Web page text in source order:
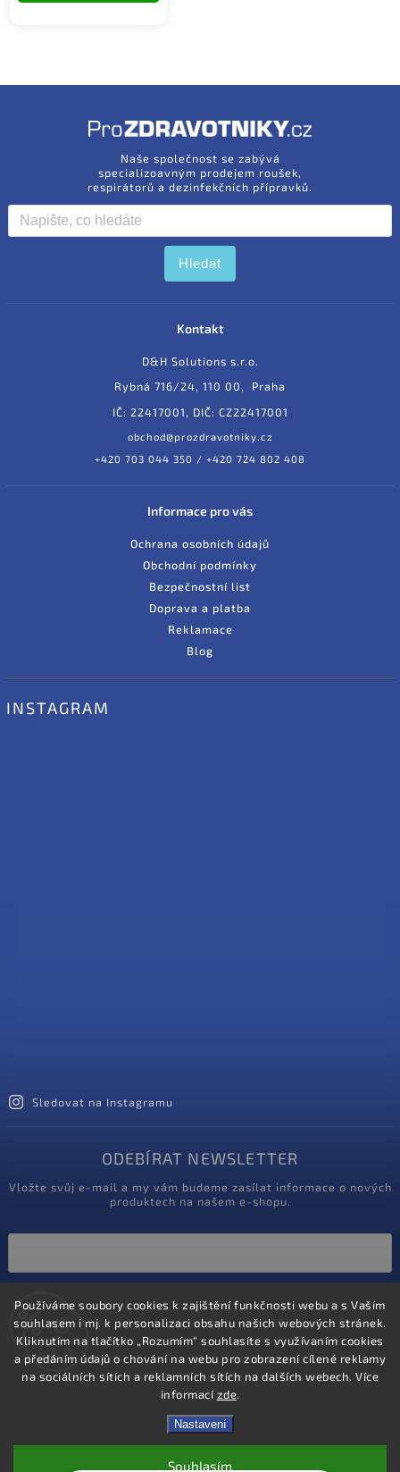
Používáme soubory cookies k zajištění funkčnosti webu a s Vaším
souhlasem i mj. k personalizaci obsahu našich webových stránek.
Kliknutím na tlačítko „Rozumím“ souhlasíte s využívaním cookies
a předáním údajů o chování na webu pro zobrazení cílené reklamy
na sociálních sítích a reklamních sítích na dalších webech. Více
informacízde.
Nastavení
Souhlasím
Naše společnost se zabývá
specializoavným prodejem roušek,
respirátorů a dezinfekčních přípravků.
Hledat
Kontakt
D&H Solutions s.r.o.
Rybná 716/24, 110 00, Praha
IČ: 22417001, DIČ: CZ22417001
obchod@prozdravotniky.cz
+420 703 044 350 / +420 724 802 408
Informace pro vás
Ochrana osobních údajů
Obchodní podmínky
Bezpečnostní list
Doprava a platba
Reklamace
Blog
INSTAGRAM
Sledovat na Instagramu
ODEBÍRAT NEWSLETTER
Vložte svůj e-mail a my vám budeme zasílat informace o nových
produktech na našem e-shopu.
podmínkami ochrany osobních údajů
Přihlásit se